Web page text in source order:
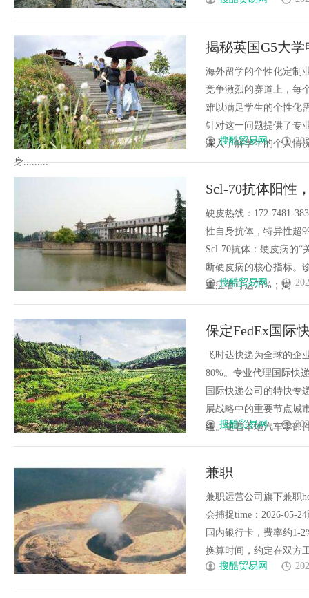
揭秘英国G5大
构！
海外留学的个性化定制
竞争激烈的赛道上，每
难以满足学生的个性化
针对这一问题提供了专
深入了解学生的个人情
身.........
搜酷贸易网
Scl-70抗体阳性
硬皮热线：172-7481-
性自身抗体，特异性超
Scl-70抗体：硬皮病的“
断硬皮病的核心指标。
重症者可达75%；局
搜酷贸易网
保定FedEx国际
格_上飞时达快
飞时达快递为全球的企
80%。专业代理国际快
国际快递公司的特快专
展战略中的重要节点城
纽。随着本地汽车零部
搜酷贸易网
兼职
兼职运营公司旗下兼职
会捕捉time：2026-05-
国内银行卡，费率约1-
换算时间，约定在双方
搜酷贸易网